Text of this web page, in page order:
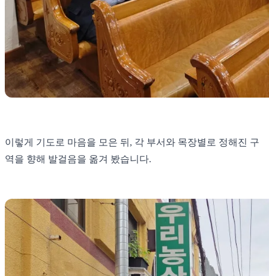
이렇게 기도로 마음을 모은 뒤, 각 부서와 목장별로 정해진 구
역을 향해 발걸음을 옮겨 봤습니다.